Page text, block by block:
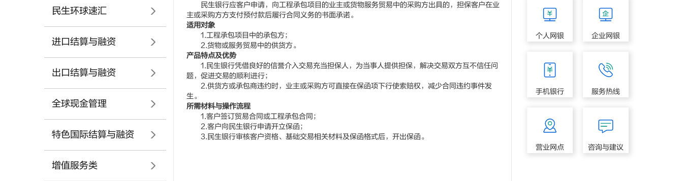
民生环球速汇
进口结算与融资
出口结算与融资
全球现金管理
特色国际结算与融资
增值服务类
民生银行应客户申请，向工程承包项目的业主或货物服务贸易中的采购方出具的，担保客户在业
主或采购方方支付预付款后履行合同义务的书面承诺。
适用对象
1.工程承包项目中的承包方；
2.货物或服务贸易中的供货方。
产品特点及优势
1.民生银行凭借良好的信誉介入交易充当担保人，为当事人提供担保，解决交易双方互不信任问
题，促进交易的顺利进行；
2.供货方或承包商违约时，业主或采购方可直接在保函项下行使索赔权，减少合同违约事件发
生。
所需材料与操作流程
1.客户签订贸易合同或工程承包合同；
2.客户向民生银行申请开立保函；
3.民生银行审核客户资格、基础交易相关材料及保函格式后，开出保函。
个人网银 企业网银
手机银行 服务热线
营业网点 咨询与建议